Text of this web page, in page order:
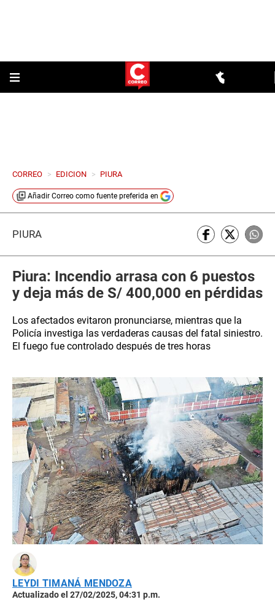
CORREO > EDICION > PIURA
Añadir Correo como fuente preferida en
PIURA
Piura: Incendio arrasa con 6 puestos
y deja más de S/ 400,000 en pérdidas
Los afectados evitaron pronunciarse, mientras que la
Policía investiga las verdaderas causas del fatal siniestro.
El fuego fue controlado después de tres horas
LEYDI TIMANÁ MENDOZA
Actualizado el 27/02/2025, 04:31 p.m.